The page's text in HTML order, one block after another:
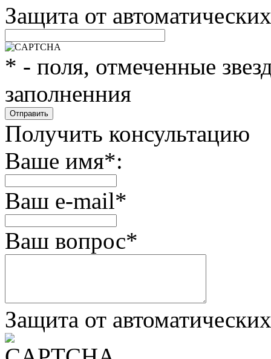
Защита от
* - поля, отмеченные
заполненния
Получить консультацию
Ваше имя*:
Ваш e-mail*
Ваш вопрос*
Защита от